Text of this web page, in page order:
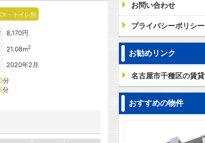
・トイレ別
8,170円
21.08m2
2020年2月
分
分
お問い合わせ
プライバシーポリシー
お勧めリンク
名古屋市千種区の賃貸
おすすめの物件